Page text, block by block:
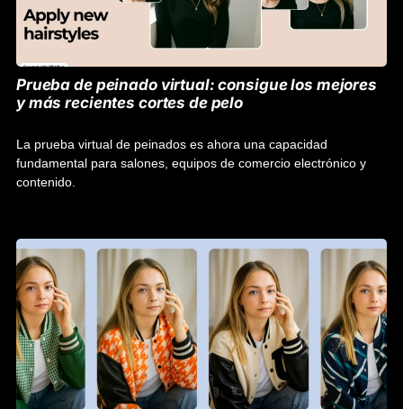
Prueba de peinado virtual: consigue los mejores
y más recientes cortes de pelo
La prueba virtual de peinados es ahora una capacidad
fundamental para salones, equipos de comercio electrónico y
contenido.